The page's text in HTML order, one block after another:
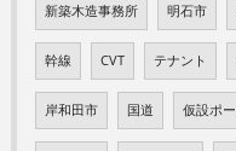
新築木造事務所 明石市
幹線 CVT テナント
岸和田市 国道 仮設ポ